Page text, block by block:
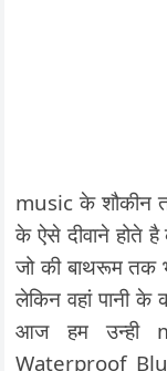
music के शौकीन
के ऐसे दीवाने होते
जो की बाथरूम तक
लेकिन वहां पानी के
आज हम उन्ही
Waterproof